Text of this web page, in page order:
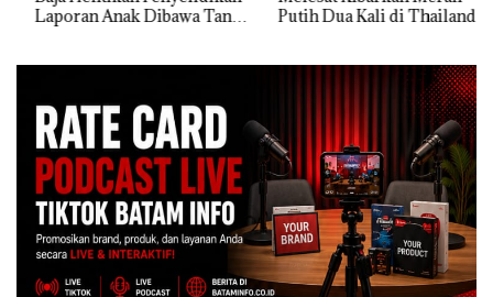
Laporan Anak Dibawa Tanpa
Putih Dua Kali di Thailand